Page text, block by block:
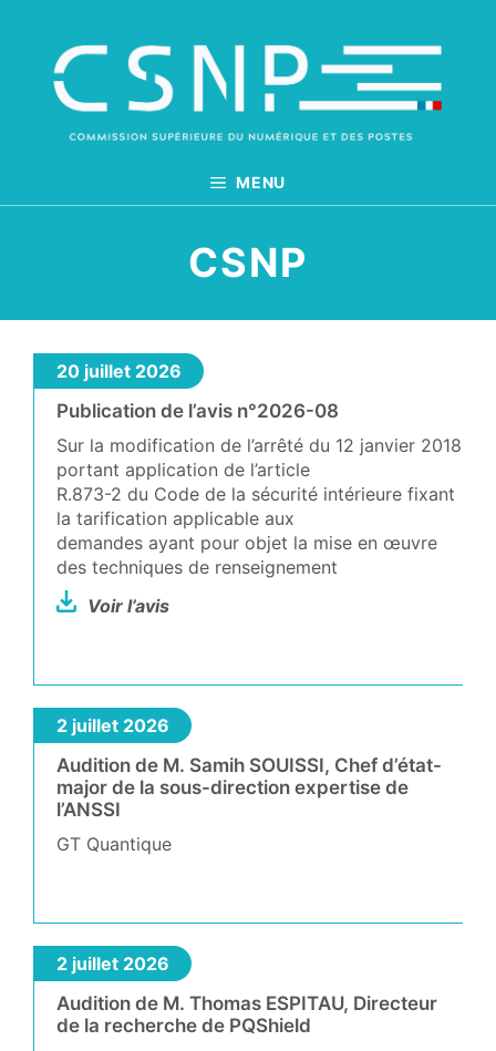
contenu
MENU
CSNP
20 juillet 2026
Publication de l’avis n°2026-08
Sur la modification de l’arrêté du 12 janvier 2018
portant application de l’article
R.873-2 du Code de la sécurité intérieure fixant
la tarification applicable aux
demandes ayant pour objet la mise en œuvre
des techniques de renseignement
Voir l’avis
2 juillet 2026
Audition de M. Samih SOUISSI, Chef d’état-
major de la sous-direction expertise de
l’ANSSI
GT Quantique
2 juillet 2026
Audition de M. Thomas ESPITAU, Directeur
de la recherche de PQShield